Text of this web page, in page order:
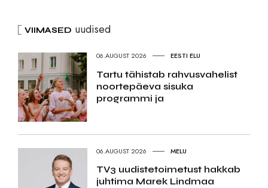
VIIMASED uudised
06.AUGUST 2026 EESTI ELU
Tartu tähistab rahvusvahelist
noortepäeva sisuka
programmi ja
06.AUGUST 2026 MELU
TV3 uudistetoimetust hakkab
juhtima Marek Lindmaa